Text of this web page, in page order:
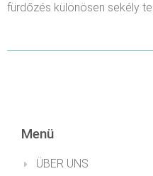
fürdőzés különösen sekély
Menü
ÜBER UNS